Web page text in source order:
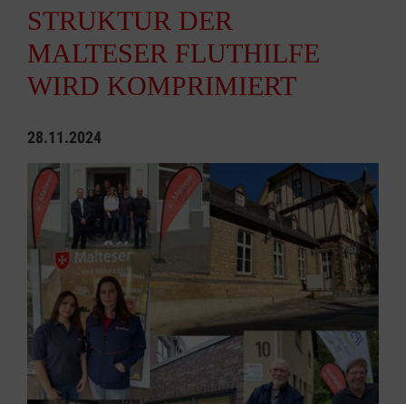
STRUKTUR DER
MALTESER FLUTHILFE
WIRD KOMPRIMIERT
28.11.2024